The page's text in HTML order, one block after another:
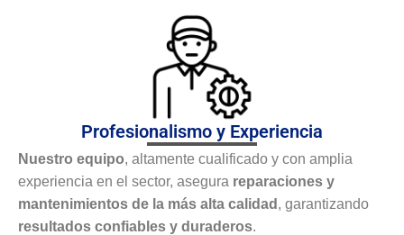
Profesionalismo y Experiencia
Nuestro equipo, altamente cualificado y con amplia
experiencia en el sector, asegura reparaciones y
mantenimientos de la más alta calidad , garantizando
resultados confiables y duraderos.